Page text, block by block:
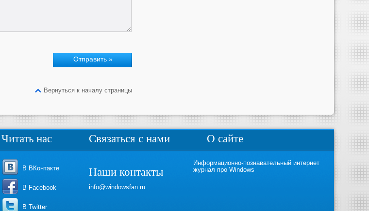
Вернуться к началу страницы
Читать нас
В ВКонтакте
В Facebook
В Twitter
Связаться с нами
Наши контакты
info@windowsfan.ru
О сайте
Информационно-познавательный интернет
журнал про Windows